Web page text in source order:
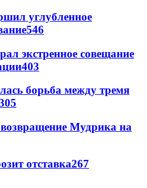
углубленное
546
экстренное совещание
403
борьба между тремя
Мудрика на
отставка267